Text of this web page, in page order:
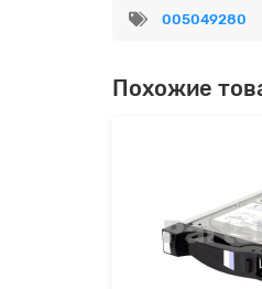
005049280
Похожие